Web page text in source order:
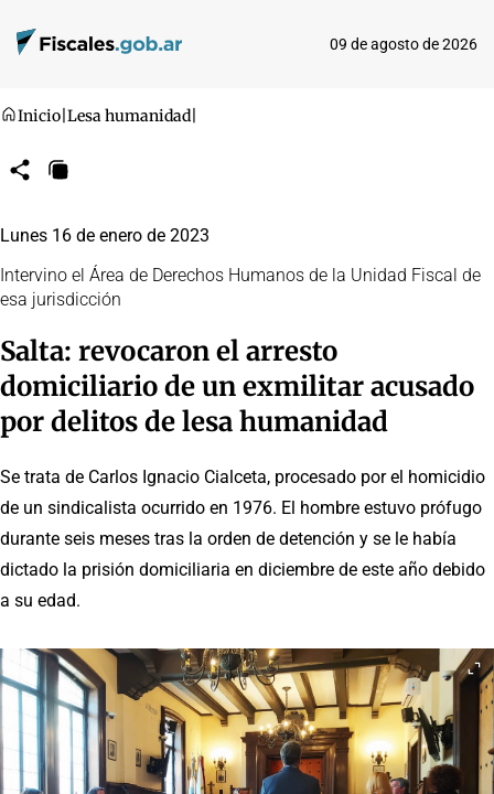
09 de agosto de 2026
Inicio Lesa humanidad
CompartirCopiar
Lunes 16 de enero de 2023
Intervino el Área de Derechos Humanos de la Unidad Fiscal de
esa jurisdicción
Salta: revocaron el arresto
domiciliario de un exmilitar acusado
por delitos de lesa humanidad
Se trata de Carlos Ignacio Cialceta, procesado por el homicidio
de un sindicalista ocurrido en 1976. El hombre estuvo prófugo
durante seis meses tras la orden de detención y se le había
dictado la prisión domiciliaria en diciembre de este año debido
a su edad.